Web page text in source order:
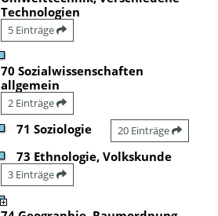
Technologien
5 Einträge
70 Sozialwissenschaften
allgemein
2 Einträge
71 Soziologie 20 Einträge
73 Ethnologie, Volkskunde
3 Einträge